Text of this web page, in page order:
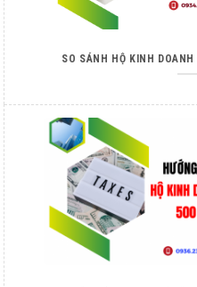
SO SÁNH HỘ KINH